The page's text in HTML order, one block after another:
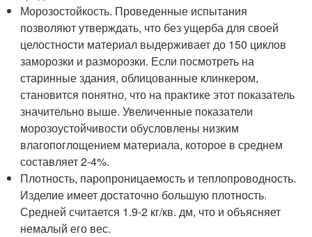
Морозостойкость. Проведенные испытания
позволяют утверждать, что без ущерба для своей
целостности материал выдерживает до 150 циклов
заморозки и разморозки. Если посмотреть на
старинные здания, облицованные клинкером,
становится понятно, что на практике этот показатель
значительно выше. Увеличенные показатели
морозоустойчивости обусловлены низким
влагопоглощением материала, которое в среднем
составляет 2-4%.
Плотность, паропроницаемость и теплопроводность.
Изделие имеет достаточно большую плотность.
Средней считается 1.9-2 кг/кв. дм, что и объясняет
немалый его вес.